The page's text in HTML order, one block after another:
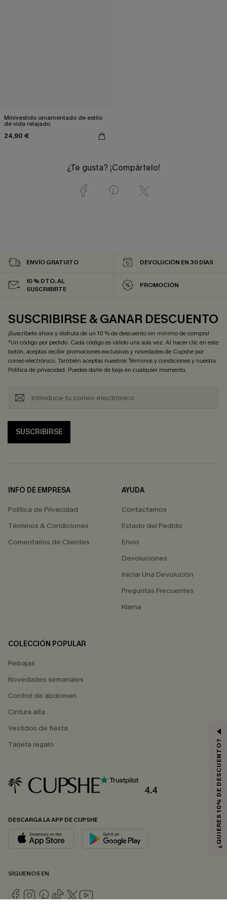
Minivestido ornamentado de estilo
de vida relajado
24,90 €
¿Te gusta? ¡Compártelo!
ENVÍO GRATUITO DEVOLUCIÓN EN 30 DÍAS
10 % DTO. AL
SUSCRIBIRTE
PROMOCIÓN
SUSCRIBIRSE & GANAR DESCUENTO
¡Suscríbete ahora y disfruta de un 10 % de descuento sin mínimo de compra!
*Un código por pedido. Cada código es válido una sola vez. Al hacer clic en este
botón, aceptas recibir promociones exclusivas y novedades de Cupshe por
correo electrónico. También aceptas nuestrosTérminos y condicionesy nuestra
Política de privacidad. Puedes darte de baja en cualquier momento.
SUSCRIBIRSE
INFO DE EMPRESA
Política de Privacidad
Términos & Condiciones
Comentarios de Clientes
AYUDA
Contactarnos
Estado del Pedido
Envío
Devoluciones
Iniciar Una Devolución
Preguntas Frecuentes
Klarna
COLECCIÓN POPULAR
Rebajas
Novedades semanales
Control de abdomen
Cintura alta
Vestidos de fiesta
Tarjeta regalo
4.4
DESCARGA LA APP DE CUPSHE
SÍGUENOS EN
¿QUIERES 10% DE DESCUENTO?